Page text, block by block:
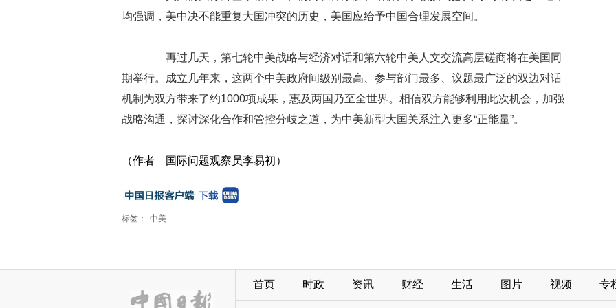
均强调，美中决不能重复大国冲突的历史，美国应给予中国合理发展空间。
再过几天，第七轮中美战略与经济对话和第六轮中美人文交流高层磋商将在美国同
期举行。成立几年来，这两个中美政府间级别最高、参与部门最多、议题最广泛的双边对话
机制为双方带来了约1000项成果，惠及两国乃至全世界。相信双方能够利用此次机会，加强
战略沟通，探讨深化合作和管控分歧之道，为中美新型大国关系注入更多“正能量”。
（作者 国际问题观察员李易初）
标签： 中美
首页 时政 资讯 财经 生活 图片 视频 专